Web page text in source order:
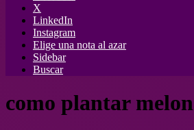
X
LinkedIn
Instagram
Elige una nota al azar
Sidebar
Buscar
como plantar melon